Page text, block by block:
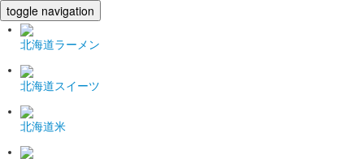
toggle navigation
北海道ラーメン
北海道スイーツ
北海道米